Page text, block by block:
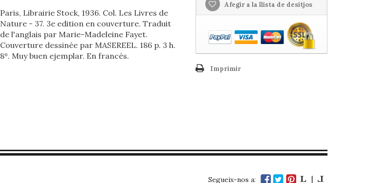
Paris, Librairie Stock, 1936. Col. Les Livres de
Nature - 37. 3e edition en couverture. Traduit
de l'anglais par Marie-Madeleine Fayet.
Couverture dessinée par MASEREEL. 186 p. 3 h.
8º. Muy buen ejemplar. En francés.
Afegir a la llista de desitjos
Imprimir
Segueix-nos a: